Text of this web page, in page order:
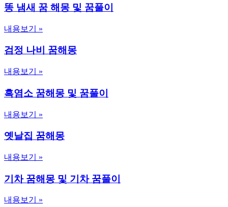
똥 냄새 꿈 해몽 및 꿈풀이
내용보기 »
검정 나비 꿈해몽
내용보기 »
흑염소 꿈해몽 및 꿈풀이
내용보기 »
옛날집 꿈해몽
내용보기 »
기차 꿈해몽 및 기차 꿈풀이
내용보기 »